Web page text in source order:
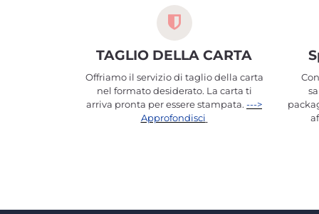
TAGLIO DELLA CARTA
Offriamo il servizio di taglio della carta
nel formato desiderato. La carta ti
arriva pronta per essere stampata. --->
Approfondisci